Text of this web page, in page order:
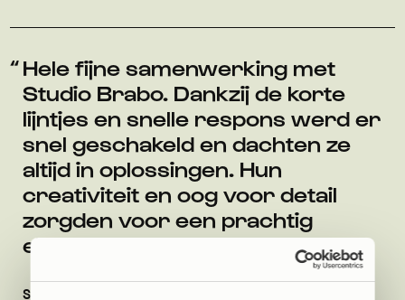
Hele fijne samenwerking met
Studio Brabo. Dankzij de korte
lijntjes en snelle respons werd er
snel geschakeld en dachten ze
altijd in oplossingen. Hun
creativiteit en oog voor detail
zorgden voor een prachtig
eindresultaat.
Sander